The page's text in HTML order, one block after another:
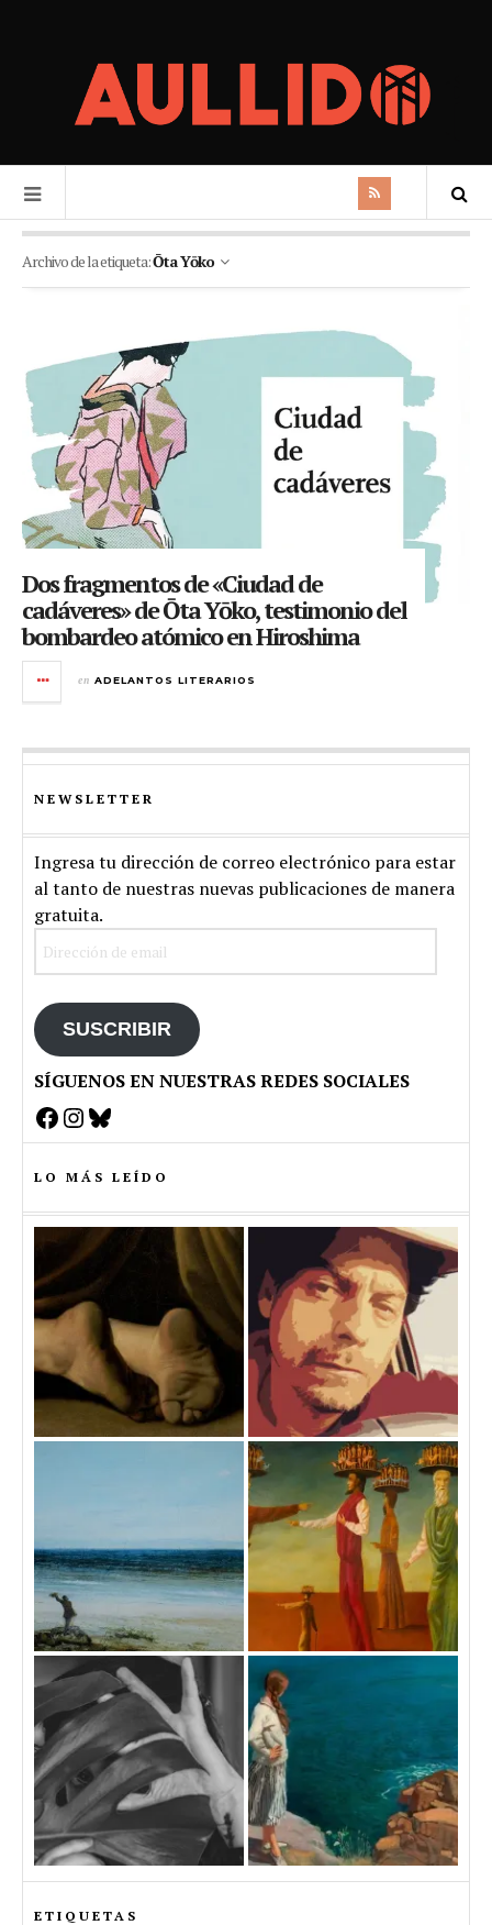
Archivo de la etiqueta:Ōta Yōko
Dos fragmentos de «Ciudad de
cadáveres» de Ōta Yōko, testimonio del
bombardeo atómico en Hiroshima
en ADELANTOS LITERARIOS
NEWSLETTER
Ingresa tu dirección de correo electrónico para estar
al tanto de nuestras nuevas publicaciones de manera
gratuita.
SUSCRIBIR
SÍGUENOS EN NUESTRAS REDES SOCIALES
Facebook
Instagram
Bluesky
LO MÁS LEÍDO
ETIQUETAS